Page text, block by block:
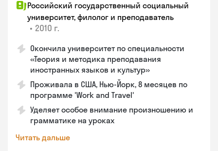
Российский государственный социальный
университет, филолог и преподаватель
• 2010 г.
Окончила университет по специальности
«Теория и методика преподавания
иностранных языков и культур»
Проживала в США, Нью-Йорк, 8 месяцев по
программе 'Work and Travel'
Уделяет особое внимание произношению и
грамматике на уроках
Читать дальше